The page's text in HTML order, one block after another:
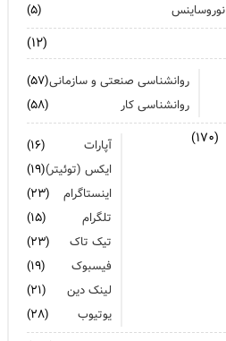
نوروساینس
(۵)
(۱۲)
روانشناسی صنعتی و سازمانی(۵۷)
روانشناسی کار
(۵۸)
(۱۷۰) آپارات
(۱۶)
ایکس (توئیتر)(۱۹)
اینستاگرام
(۲۳)
تلگرام
(۱۵)
تیک تاک
(۲۳)
فیسبوک
(۱۹)
لینک دین
(۲۱)
یوتیوب
(۲۸)